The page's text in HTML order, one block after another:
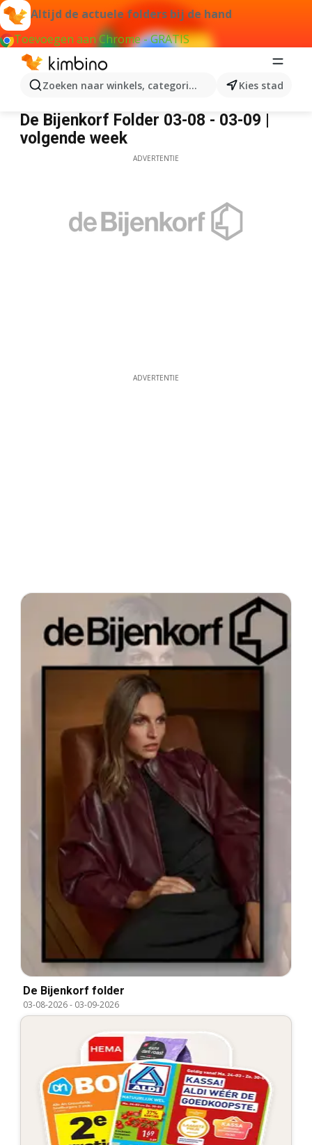
Altijd de actuele folders bij de hand
Toevoegen aan Chrome - GRATIS
Zoeken naar winkels, categorieën, producten...
Kies stad
De Bijenkorf
De Bijenkorf Folder 03-08 - 03-09 |
volgende week
ADVERTENTIE
ADVERTENTIE
De Bijenkorf folder
03-08-2026- 03-09-2026